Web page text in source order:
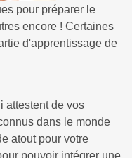
pour préparer le
encore ! Certaines
d'apprentissage de
attestent de vos
dans le monde
atout pour votre
pouvoir intégrer une